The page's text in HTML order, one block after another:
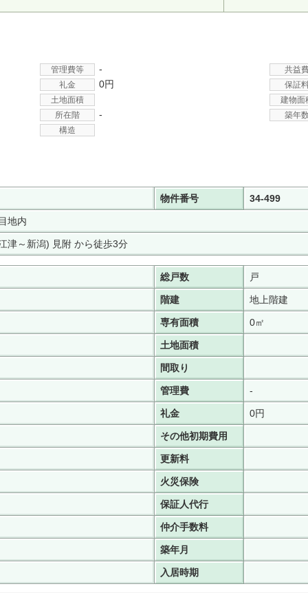
管理費等 - 共益
礼金 0円 保証
土地面積
建物面
所在階
-
築年数
構造
物件番号 34-499
地内
津～新潟) 見附 から徒歩3分
総戸数 戸
階建 地上階建
専有面積 0㎡
土地面積
間取り
管理費 -
礼金 0円
その他初期費用
更新料
火災保険
保証人代行
仲介手数料
築年月
入居時期